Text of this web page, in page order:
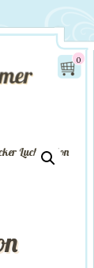
0
Luchtballon